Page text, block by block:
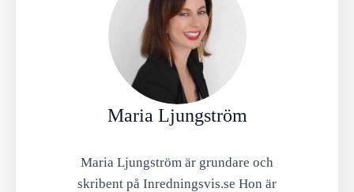
Maria Ljungström
Maria Ljungström är grundare och
skribent på Inredningsvis.se Hon är